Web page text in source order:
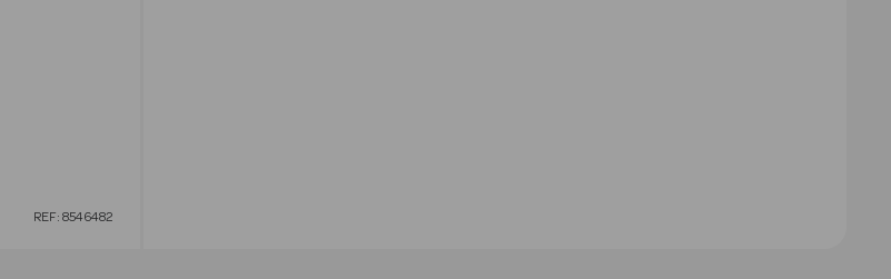
REF: 8546482